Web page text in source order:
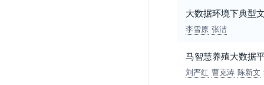
大数据环境下典型
李雪原 张洁
马智慧养殖大数据
刘严红 曹克涛 陈新文